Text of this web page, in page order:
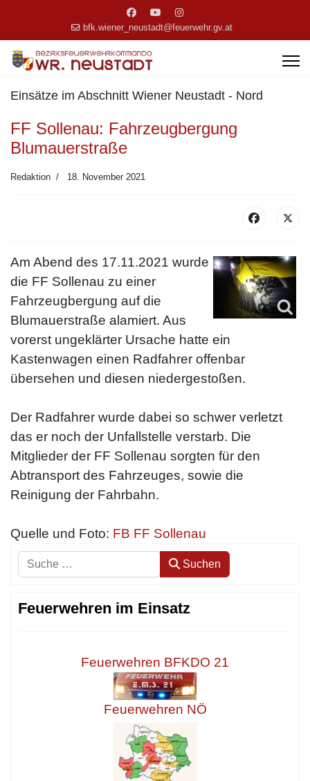
bfk.wiener_neustadt@feuerwehr.gv.at
Einsätze im Abschnitt Wiener Neustadt - Nord
FF Sollenau: Fahrzeugbergung
Blumauerstraße
Redaktion 18. November 2021
Am Abend des 17.11.2021 wurde
die FF Sollenau zu einer
Fahrzeugbergung auf die
Blumauerstraße alamiert. Aus
vorerst ungeklärter Ursache hatte ein
Kastenwagen einen Radfahrer offenbar
übersehen und diesen niedergestoßen.
Der Radfahrer wurde dabei so schwer verletzt
das er noch der Unfallstelle verstarb. Die
Mitglieder der FF Sollenau sorgten für den
Abtransport des Fahrzeuges, sowie die
Reinigung der Fahrbahn.
Quelle und Foto: FB FF Sollenau
Suchen
Suchen
Feuerwehren im Einsatz
Feuerwehren BFKDO 21
Feuerwehren NÖ